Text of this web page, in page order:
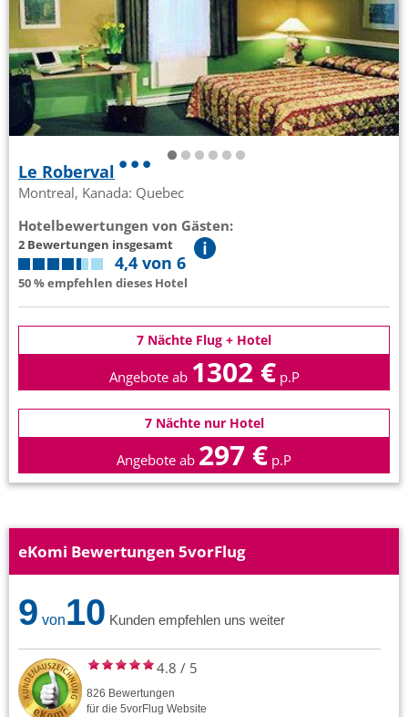
Le Roberval
Montreal, Kanada: Quebec
Hotelbewertungen von Gästen:
2 Bewertungen insgesamt
4,4 von 6
50 % empfehlen dieses Hotel
7 Nächte Flug + Hotel
Angebote ab 1302 € p.P
7 Nächte nur Hotel
Angebote ab 297 € p.P
eKomi Bewertungen 5vorFlug
9 von10 Kunden empfehlen uns weiter
4.8 / 5
826 Bewertungen
für die 5vorFlug Website